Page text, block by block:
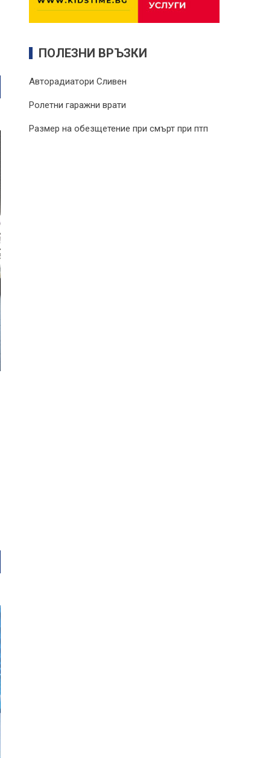
ПОЛЕЗНИ ВРЪЗКИ
Авторадиатори Сливен
Ролетни гаражни врати
Размер на обезщетение при смърт при птп